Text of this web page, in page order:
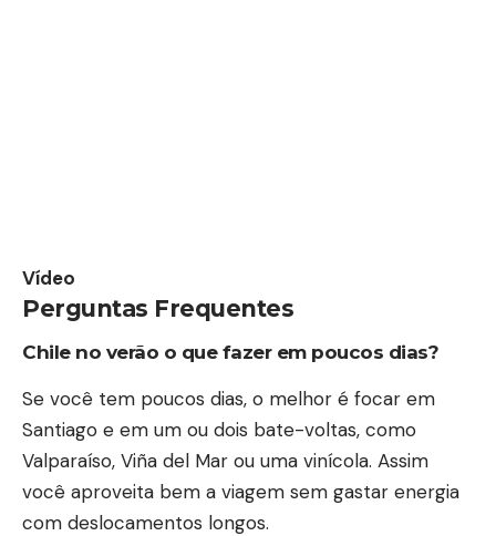
Vídeo
Perguntas Frequentes
Chile no verão o que fazer em poucos dias?
Se você tem poucos dias, o melhor é focar em
Santiago e em um ou dois bate-voltas, como
Valparaíso, Viña del Mar ou uma vinícola. Assim
você aproveita bem a viagem sem gastar energia
com deslocamentos longos.